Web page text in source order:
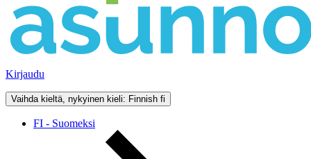
Kirjaudu
Vaihda kieltä, nykyinen kieli: Finnish fi
FI - Suomeksi